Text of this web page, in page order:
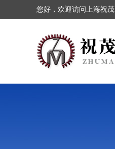
您好，欢迎访问上海祝茂